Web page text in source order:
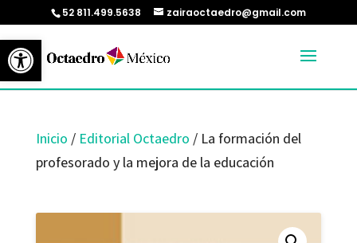
Abrir barra de herramientas
52 811.499.5638 zairaoctaedro@gmail.com
Inicio / Editorial Octaedro / La formación del
profesorado y la mejora de la educación